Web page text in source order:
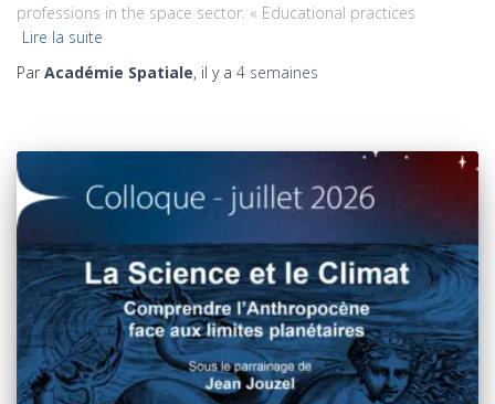
professions in the space sector. « Educational practices
Lire la suite
Par Académie Spatiale, il y a 4 semaines